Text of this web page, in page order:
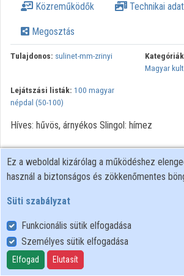
Közreműködők Technikai
Megosztás
Tulajdonos: sulinet-mm-zrinyi
Magyar
Lejátszási listák: 100 magyar
népdal (50-100)
Híves: hűvös, árnyékos Slingol: hímez
Felhasználói szabályzat
Adatkezelési tájékoztató
Süti szabályzat
Ez a weboldal kizárólag a működéshez
használ a biztonságos és zökkenőmentes
Süti szabályzat
Funkcionális sütik elfogadása
Személyes sütik elfogadása
Elfogad Elutasít